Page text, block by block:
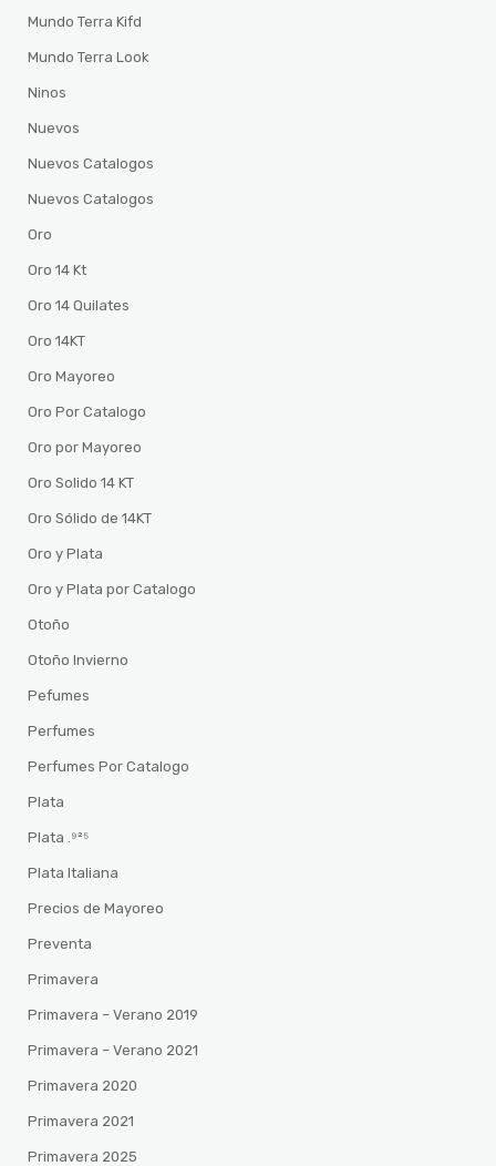
Mundo Terra Kifd
Mundo Terra Look
Ninos
Nuevos
Nuevos Catalogos
Nuevos Catalogos
Oro
Oro 14 Kt
Oro 14 Quilates
Oro 14KT
Oro Mayoreo
Oro Por Catalogo
Oro por Mayoreo
Oro Solido 14 KT
Oro Sólido de 14KT
Oro y Plata
Oro y Plata por Catalogo
Otoño
Otoño Invierno
Pefumes
Perfumes
Perfumes Por Catalogo
Plata
Plata .⁹²⁵
Plata Italiana
Precios de Mayoreo
Preventa
Primavera
Primavera – Verano 2019
Primavera – Verano 2021
Primavera 2020
Primavera 2021
Primavera 2025